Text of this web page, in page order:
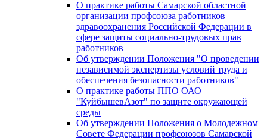
О практике работы Самарской областной
организации профсоюза работников
здравоохранения Российской Федерации в
сфере защиты социально-трудовых прав
работников
Об утверждении Положения "О проведении
независимой экспертизы условий труда и
обеспечения безопасности работников"
О практике работы ППО ОАО
"КуйбышевАзот" по защите окружающей
среды
Об утверждении Положения о Молодежном
Совете Федерации профсоюзов Самарской